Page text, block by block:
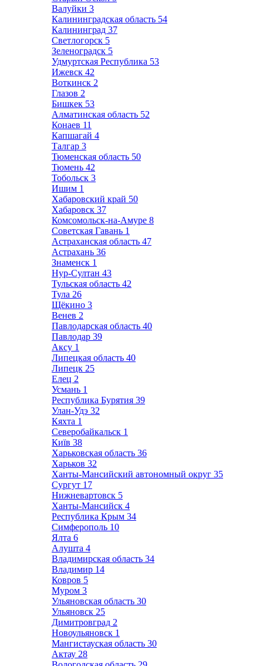
Валуйки 3
Калининградская область 54
Калининград 37
Светлогорск 5
Зеленоградск 5
Удмуртская Республика 53
Ижевск 42
Воткинск 2
Глазов 2
Бишкек 53
Алматинская область 52
Конаев 11
Капшагай 4
Талгар 3
Тюменская область 50
Тюмень 42
Тобольск 3
Ишим 1
Хабаровский край 50
Хабаровск 37
Комсомольск-на-Амуре 8
Советская Гавань 1
Астраханская область 47
Астрахань 36
Знаменск 1
Нур-Султан 43
Тульская область 42
Тула 26
Щёкино 3
Венев 2
Павлодарская область 40
Павлодар 39
Аксу 1
Липецкая область 40
Липецк 25
Елец 2
Усмань 1
Республика Бурятия 39
Улан-Удэ 32
Кяхта 1
Северобайкальск 1
Київ 38
Харьковская область 36
Харьков 32
Ханты-Мансийский автономный округ 35
Сургут 17
Нижневартовск 5
Ханты-Мансийск 4
Республика Крым 34
Симферополь 10
Ялта 6
Алушта 4
Владимирская область 34
Владимир 14
Ковров 5
Муром 3
Ульяновская область 30
Ульяновск 25
Димитровград 2
Новоульяновск 1
Мангистауская область 30
Актау 28